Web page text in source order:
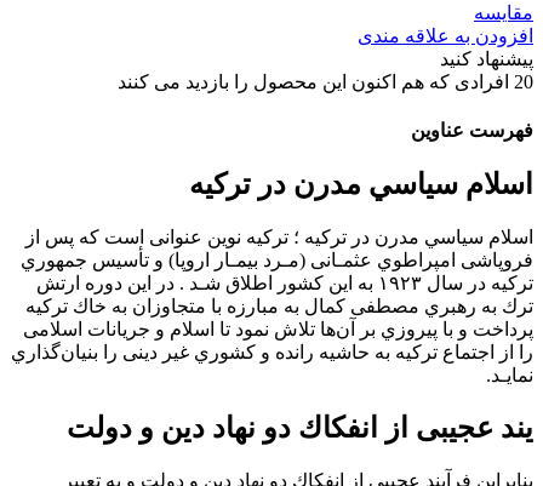
مقایسه
افزودن به علاقه مندی
پیشنهاد کنید
20 افرادی که هم اکنون این محصول را بازدید می کنند
فهرست عناوین
اسلام سياسي مدرن در تركيه
اسلام سياسي مدرن در تركيه ؛ ﺗﺮﻛﻴﻪ ﻧﻮﻳﻦ ﻋﻨﻮاﻧﻰ اﺳﺖ ﻛﻪ ﭘﺲ از
ﻓﺮوﭘﺎﺷﻰ اﻣﭙﺮاﻃﻮي ﻋﺜﻤـﺎﻧﻰ (ﻣـﺮد ﺑﻴﻤـﺎر اروﭘﺎ) و ﺗﺄﺳﻴﺲ ﺟﻤﻬﻮري
ﺗﺮﻛﻴﻪ در ﺳﺎل ١٩٢٣ ﺑﻪ اﻳﻦ ﻛﺸﻮر اﻃﻼق ﺷـﺪ . در اﻳﻦ دوره ارﺗﺶ
ﺗﺮك ﺑﻪ رﻫﺒﺮي ﻣﺼﻄﻔﻰ ﻛﻤﺎل ﺑﻪ ﻣﺒﺎرزه ﺑﺎ ﻣﺘﺠﺎوزان ﺑﻪ ﺧﺎك ﺗﺮﻛﻴﻪ
ﭘﺮداﺧﺖ و ﺑﺎ ﭘﻴﺮوزي ﺑﺮ آنﻫﺎ ﺗﻼش ﻧﻤﻮد ﺗﺎ اﺳﻼم و ﺟﺮﻳﺎﻧﺎت اﺳﻼﻣﻰ
را از اﺟﺘﻤﺎع ﺗﺮﻛﻴﻪ ﺑﻪ ﺣﺎﺷﻴﻪ راﻧﺪه و ﻛﺸﻮري ﻏﻴﺮ دﻳﻨﻰ را ﺑﻨﻴﺎنﮔﺬاري
ﻧﻤﺎﻳـﺪ.
ﻳﻨﺪ ﻋﺠﻴﺒﻰ از اﻧﻔﻜﺎك دو ﻧﻬﺎد دﻳﻦ و دوﻟﺖ
ﺑﻨﺎﺑﺮاﻳﻦ ﻓﺮآﻳﻨﺪ ﻋﺠﻴﺒﻰ از اﻧﻔﻜﺎك دو ﻧﻬﺎد دﻳﻦ و دوﻟﺖ و ﺑﻪ ﺗﻌﺒﻴﺮ